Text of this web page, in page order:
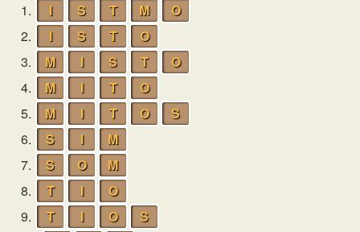
1.
I S T M
O
2.
I S T
O
3.
M I S T
O
4.
M I T
O
5.
M I T O
S
6.
S I
M
7.
S O
M
8.
T I
O
9.
T I O
S